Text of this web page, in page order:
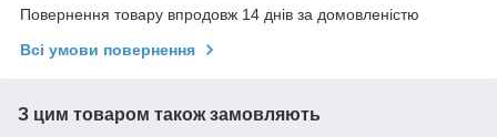
Повернення товару впродовж 14 днів за домовленістю
Всі умови повернення
З цим товаром також замовляють